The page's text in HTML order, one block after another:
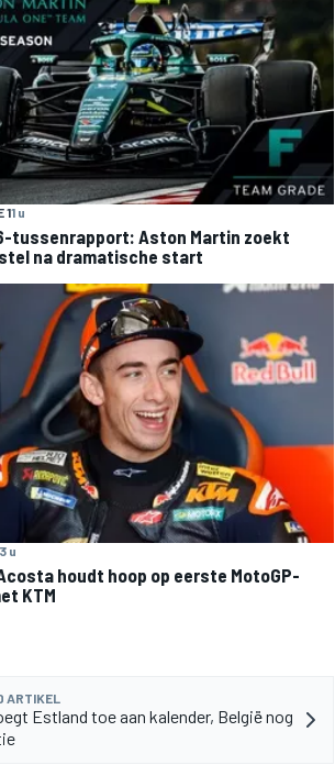
11 u
tussenrapport: Aston Martin zoekt
na dramatische start
3 u
houdt hoop op eerste MotoGP-
KTM
ARTIKEL
Estland toe aan kalender, België nog